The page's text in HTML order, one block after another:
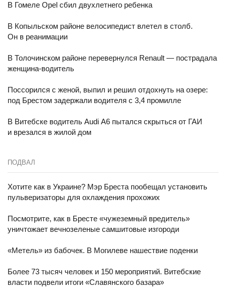
В Гомеле Opel сбил двухлетнего ребенка
В Копыльском районе велосипедист влетел в столб.
Он в реанимации
В Толочинском районе перевернулся Renault — пострадала
женщина-водитель
Поссорился с женой, выпил и решил отдохнуть на озере:
под Брестом задержали водителя с 3,4 промилле
В Витебске водитель Audi A6 пытался скрыться от ГАИ
и врезался в жилой дом
ПОДВАЛ
Хотите как в Украине? Мэр Бреста пообещал установить
пульверизаторы для охлаждения прохожих
Посмотрите, как в Бресте «чужеземный вредитель»
уничтожает вечнозеленые самшитовые изгороди
«Метель» из бабочек. В Могилеве нашествие поденки
Более 73 тысяч человек и 150 мероприятий. Витебские
власти подвели итоги «Славянского базара»